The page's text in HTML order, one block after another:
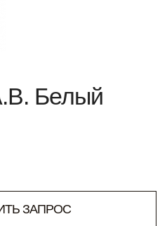
Белый
ЗАПРОС